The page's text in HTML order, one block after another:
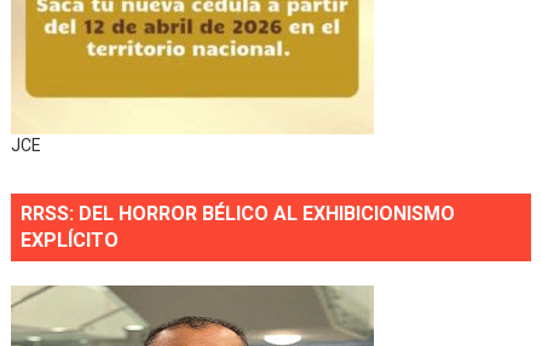
JCE
RRSS: DEL HORROR BÉLICO AL EXHIBICIONISMO
EXPLÍCITO